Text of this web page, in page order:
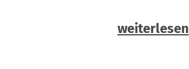
weiterlesen